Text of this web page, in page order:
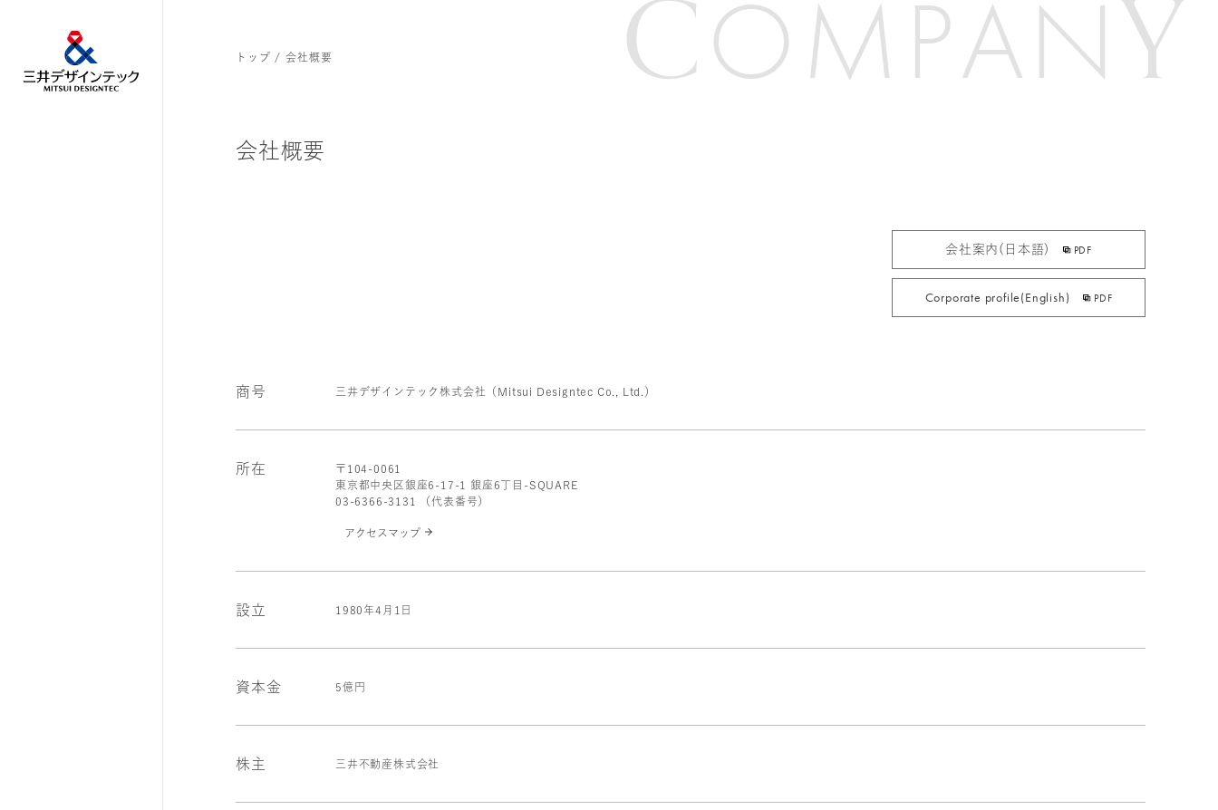
トップ 会社概要 COMPANY
会社概要
会社案内(日本語) PDF
Corporate profile(English) PDF
商号 三井デザインテック株式会社（Mitsui Designtec Co., Ltd.）
所在
〒104-0061
東京都中央区銀座6-17-1 銀座6丁目-SQUARE
03-6366-3131 （代表番号）
アクセスマップ
設立 1980年4月1日
資本金 5億円
株主 三井不動産株式会社